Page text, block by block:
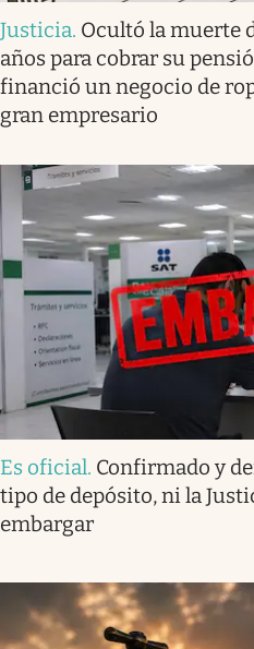
Justicia. Ocultó la muerte
años para cobrar su
financió un negocio de
gran empresario
Es oficial. Confirmado y
tipo de depósito, ni la
embargar